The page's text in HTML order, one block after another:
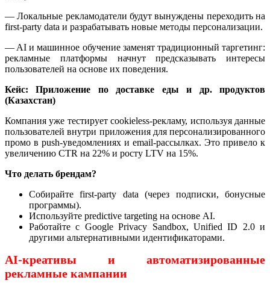
— Локальные рекламодатели будут вынуждены переходить на
first-party data и разрабатывать новые методы персонализации.
— AI и машинное обучение заменят традиционный таргетинг:
рекламные платформы начнут предсказывать интересы
пользователей на основе их поведения.
Кейс: Приложение по доставке еды и др. продуктов
(Казахстан)
Компания уже тестирует cookieless-рекламу, используя данные
пользователей внутри приложения для персонализированного
промо в push-уведомлениях и email-рассылках. Это привело к
увеличению CTR на 22% и росту LTV на 15%.
Что делать брендам?
Собирайте first-party data (через подписки, бонусные
программы).
Используйте predictive targeting на основе AI.
Работайте с Google Privacy Sandbox, Unified ID 2.0 и
другими альтернативными идентификаторами.
AI-креативы и автоматизированные
рекламные кампании